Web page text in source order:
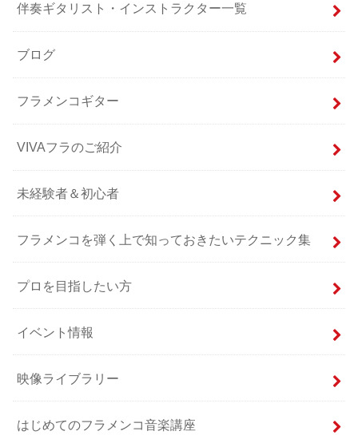
伴奏ギタリスト・インストラクター一覧
ブログ
フラメンコギター
VIVAフラのご紹介
未経験者＆初心者
フラメンコを弾く上で知っておきたいテクニック集
プロを目指したい方
イベント情報
映像ライブラリー
はじめてのフラメンコ音楽講座